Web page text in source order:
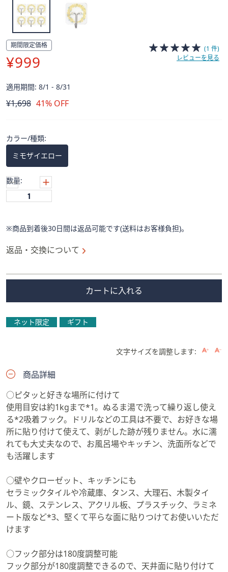
で
左
右
に
ワ
イ
て
閲
覧
で
き
ま
期間限定価格
¥999
適用期間: 8/1 - 8/31
削
¥1,698 41% OFF
(1 件)
レビューを見る
カラー/種類:
ミモザイエロー
数量:
※商品到着後30日間は返品可能です(送料はお客様負担)。
返品・交換について
カートに入れる
ネット限定 ギフト
文字サイズを調整します:
商品詳細
○ピタッと好きな場所に付けて
使用目安は約1kgまで*1。ぬるま湯で洗って繰り返し使え
る*2吸着フック。ドリルなどの工具は不要で、お好きな場
所に貼り付けて使えて、剥がした跡が残りません。水に濡
れても大丈夫なので、お風呂場やキッチン、洗面所などで
も活躍します
○壁やクローゼット、キッチンにも
セラミックタイルや冷蔵庫、タンス、大理石、木製タイ
ル、鏡、ステンレス、アクリル板、プラスチック、ラミネ
ート版など*3、堅くて平らな面に貼りつけてお使いいただ
けます
○フック部分は180度調整可能
フック部分が180度調整できるので、天井面に貼り付けて